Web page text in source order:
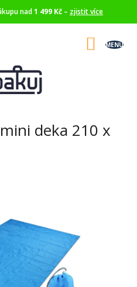
nad1 499 Kč – zjistit více
deka 210 x